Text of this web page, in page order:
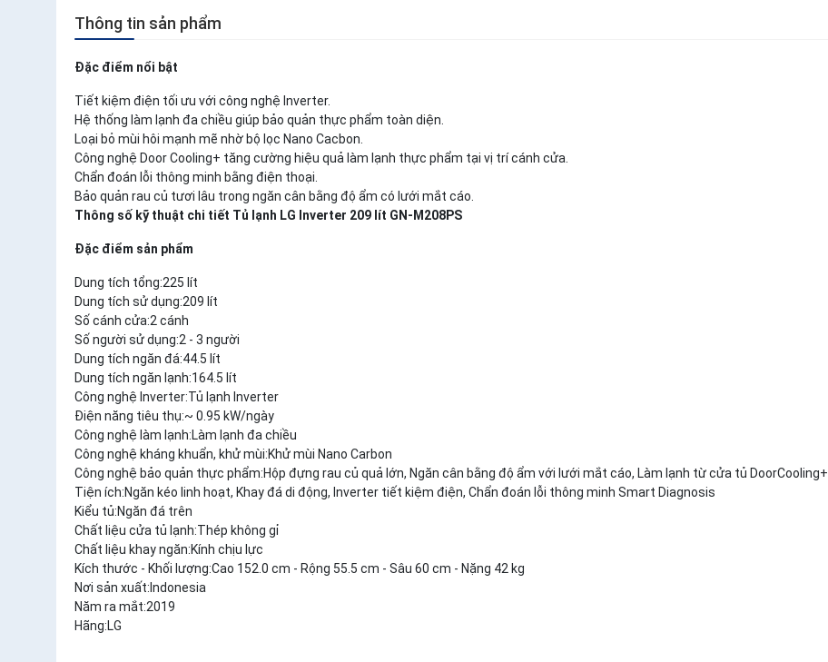
Thông tin sản phẩm
Đặc điểm nổi bật
Tiết kiệm điện tối ưu với công nghệ Inverter.
Hệ thống làm lạnh đa chiều giúp bảo quản thực phẩm toàn diện.
Loại bỏ mùi hôi mạnh mẽ nhờ bộ lọc Nano Cacbon.
Công nghệ Door Cooling+ tăng cường hiệu quả làm lạnh thực phẩm tại vị trí cánh cửa.
Chẩn đoán lỗi thông minh bằng điện thoại.
Bảo quản rau củ tươi lâu trong ngăn cân bằng độ ẩm có lưới mắt cáo.
Thông số kỹ thuật chi tiết Tủ lạnh LG Inverter 209 lít GN-M208PS
Đặc điểm sản phẩm
Dung tích tổng:225 lít
Dung tích sử dụng:209 lít
Số cánh cửa:2 cánh
Số người sử dụng:2 - 3 người
Dung tích ngăn đá:44.5 lít
Dung tích ngăn lạnh:164.5 lít
Công nghệ Inverter:Tủ lạnh Inverter
Điện năng tiêu thụ:~ 0.95 kW/ngày
Công nghệ làm lạnh:Làm lạnh đa chiều
Công nghệ kháng khuẩn, khử mùi:Khử mùi Nano Carbon
Công nghệ bảo quản thực phẩm:Hộp đựng rau củ quả lớn, Ngăn cân bằng độ ẩm với lưới mắt cáo, Làm lạnh từ cửa tủ DoorCooling+
Tiện ích:Ngăn kéo linh hoạt, Khay đá di động, Inverter tiết kiệm điện, Chẩn đoán lỗi thông minh Smart Diagnosis
Kiểu tủ:Ngăn đá trên
Chất liệu cửa tủ lạnh:Thép không gỉ
Chất liệu khay ngăn:Kính chịu lực
Kích thước - Khối lượng:Cao 152.0 cm - Rộng 55.5 cm - Sâu 60 cm - Nặng 42 kg
Nơi sản xuất:Indonesia
Năm ra mắt:2019
Hãng:LG